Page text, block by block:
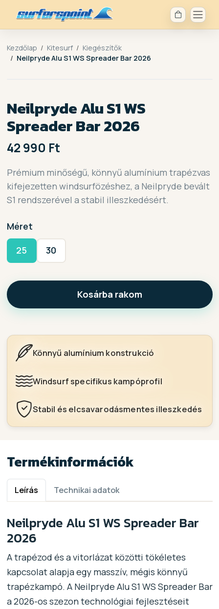
Kezdőlap Kitesurf
Kiegészítők
Neilpryde Alu S1 WS Spreader Bar 2026
Neilpryde Alu S1 WS
Spreader Bar 2026
42 990 Ft
Prémium minőségű, könnyű alumínium trapézvas
kifejezetten windsurfözéshez, a Neilpryde bevált
S1 rendszerével a stabil illeszkedésért.
Méret
25 30
Kosárba rakom
Könnyű alumínium konstrukció
Windsurf specifikus kampóprofil
Stabil és elcsavarodásmentes illeszkedés
Termékinformációk
Leírás Technikai adatok
Neilpryde Alu S1 WS Spreader Bar
2026
A trapézod és a vitorlázat közötti tökéletes
kapcsolat alapja egy masszív, mégis könnyű
trapézkampó. A Neilpryde Alu S1 WS Spreader Bar
a 2026-os szezon technológiai fejlesztéseit